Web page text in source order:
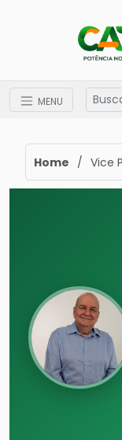
MENU
Home / Vice